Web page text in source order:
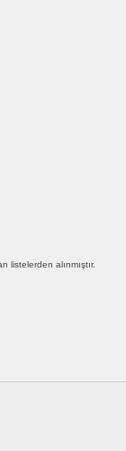
listelerden alınmıştır.